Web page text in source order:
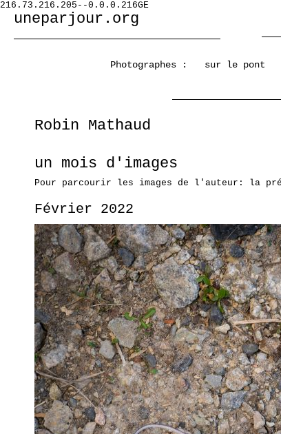
216.73.216.205--0.0.0.216GE
uneparjour.org
Photographes : sur le pont
Robin Mathaud
un mois d'images
Pour parcourir les images de l'auteur: la
Février 2022